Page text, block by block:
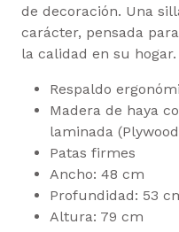
de decoración. Una
carácter, pensada
la calidad en su hogar.
Respaldo
Madera de haya
laminada
Patas firmes
Ancho: 48 cm
Profundidad: 53
Altura: 79 cm